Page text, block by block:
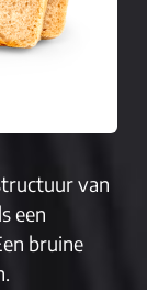
van
een
bruine